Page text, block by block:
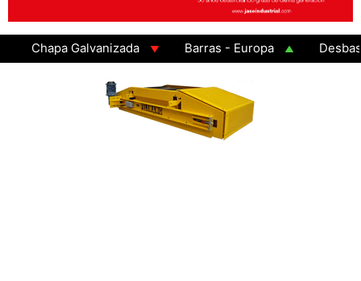
Chapa Galvanizada Barras - Europa
Desbaste -